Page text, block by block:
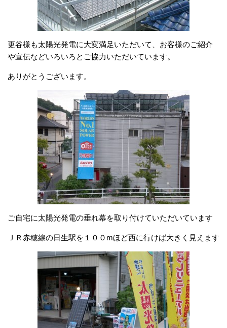
更谷様も太陽光発電に大変満足いただいて、お客様のご紹介
や宣伝などいろいろとご協力いただいています。
ありがとうございます。
ご自宅に太陽光発電の垂れ幕を取り付けていただいています
ＪＲ赤穂線の日生駅を１００mほど西に行けば大きく見えます